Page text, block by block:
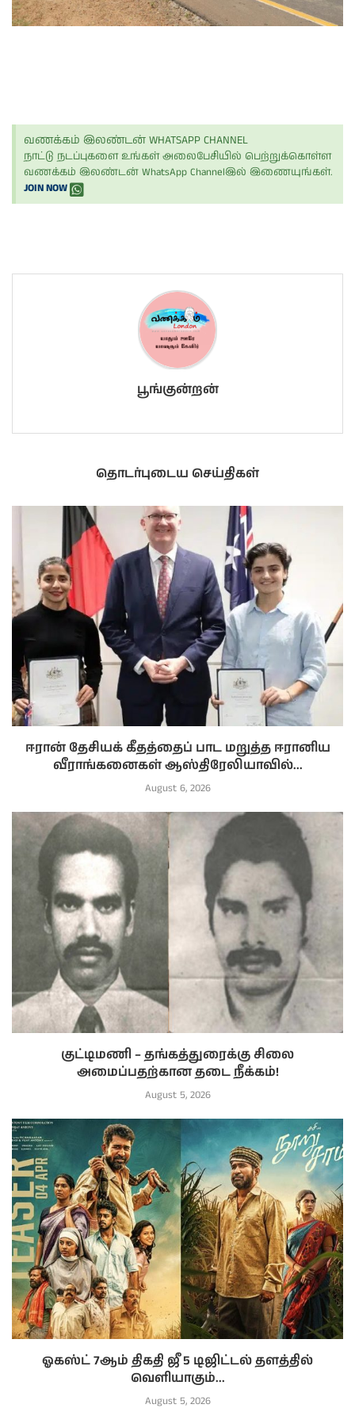
வணக்கம் இலண்டன் WHATSAPP CHANNEL
நாட்டு நடப்புகளை உங்கள் அலைபேசியில் பெற்றுக்கொள்ள
வணக்கம் இலண்டன் WhatsApp Channelஇல் இணையுங்கள்.
JOIN NOW
பூங்குன்றன்
தொடர்புடைய செய்திகள்
ஈரான் தேசியக் கீதத்தைப் பாட மறுத்த ஈரானிய
வீராங்கனைகள் ஆஸ்திரேலியாவில்...
August 6, 2026
குட்டிமணி – தங்கத்துரைக்கு சிலை
அமைப்பதற்கான தடை நீக்கம்!
August 5, 2026
ஓகஸ்ட் 7ஆம் திகதி ஜீ 5 டிஜிட்டல் தளத்தில்
வெளியாகும்...
August 5, 2026